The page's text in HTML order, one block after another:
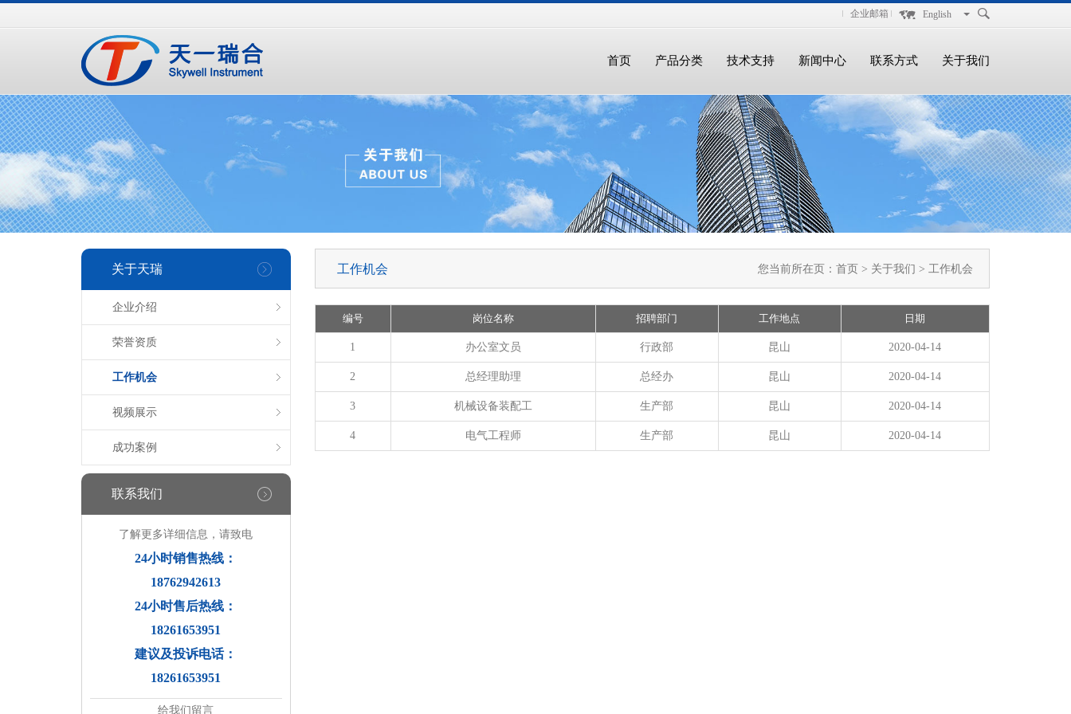
手
手
仪
合
企业邮箱 English
首页 产品分类 技术支持 新闻中心 联系方式 关于我们
关于天瑞
企业介绍
荣誉资质
工作机会
视频展示
成功案例
联系我们
了解更多详细信息，请致电
24小时销售热线：
18762942613
24小时售后热线：
18261653951
建议及投诉电话：
18261653951
给我们留言
工作机会 您当前所在页： 首页 > 关于我们 > 工作机会
编号 岗位名称 招聘部门 工作地点 日期
1 办公室文员 行政部 昆山 2020-04-14
2 总经理助理 总经办 昆山 2020-04-14
3 机械设备装配工 生产部 昆山 2020-04-14
4 电气工程师 生产部 昆山 2020-04-14